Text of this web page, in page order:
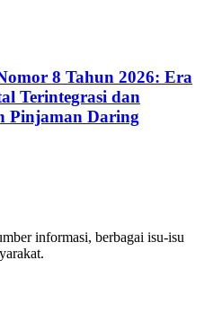
8 Tahun 2026: Era
Terintegrasi dan
Pinjaman Daring
informasi, berbagai isu-isu